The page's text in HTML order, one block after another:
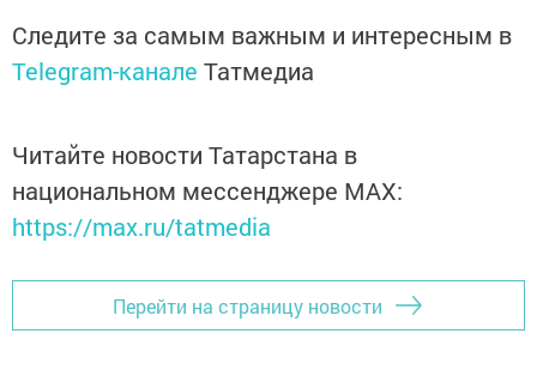
Следите за самым важным и интересным в
Telegram-канале Татмедиа
Читайте новости Татарстана в
национальном мессенджере MАХ:
https://max.ru/tatmedia
Перейти на страницу новости